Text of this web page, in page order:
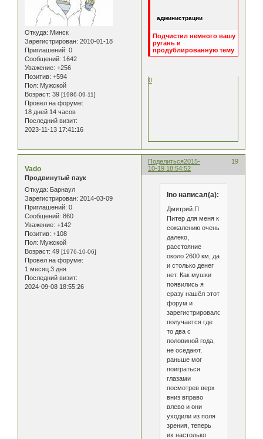
Откуда: Минск
Зарегистрирован: 2010-01-18
Приглашений: 0
Сообщений: 1642
Уважение: +256
Позитив: +594
Пол: Мужской
Возраст: 39 [1986-09-11]
Провел на форуме:
18 дней 14 часов
Последний визит:
2023-11-13 17:41:16
администрации
Подчистил немного вашу
ругань и
продублированную тему
0
Поделиться 19
2015-
10-19 18:54:52
Vado
Продвинутый паук
Откуда: Барнаул
Зарегистрирован: 2014-03-09
Приглашений: 0
Сообщений: 860
Уважение: +142
Позитив: +108
Пол: Мужской
Возраст: 49 [1976-10-06]
Провел на форуме:
1 месяц 3 дня
Последний визит:
2024-09-08 18:55:26
Ino написал(а):
Дмитрий.П
Питер для меня к
сожалению очень
далеко,
расстояние
около 2600 км, да
и столько денег
нет. Как мушки
появились я
сразу нашёл этот
форум и
зарегистрировался,
получается где
то два с
половиной года,
не оседают,
раньше мог
поиграться
глазами
посмотрев верх
вниз вправо
влево и они
уходили из поля
зрения, теперь
их настолько